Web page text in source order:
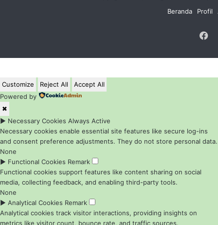
Beranda
Profil
Customize Reject All
Accept All
Powered by
✖
► Necessary Cookies Always Active
Necessary cookies enable essential site features like secure log-ins
and consent preference adjustments. They do not store personal data.
None
► Functional Cookies Remark
Functional cookies support features like content sharing on social
media, collecting feedback, and enabling third-party tools.
None
► Analytical Cookies Remark
Analytical cookies track visitor interactions, providing insights on
metrics like visitor count, bounce rate, and traffic sources.